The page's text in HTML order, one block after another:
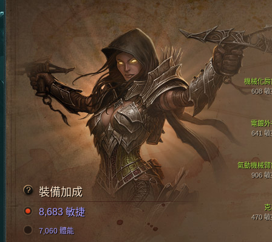
電鍍外
641 敏
氣動機械臂
906 敏
機械化肩
608 敏
克
470 敏
裝備加成
8,683 敏捷
7,060 體能